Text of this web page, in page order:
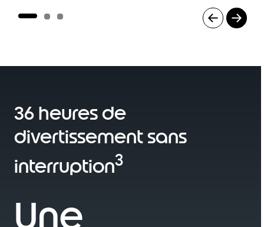
t
36 heures de
divertissement sans
interruption3
Une